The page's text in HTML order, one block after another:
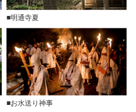
■明通寺夏
■お水送り神事